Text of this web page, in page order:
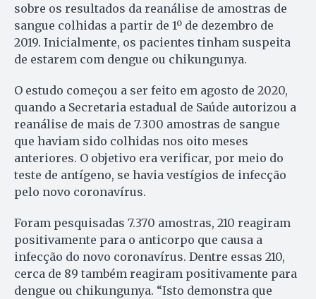
sobre os resultados da reanálise de amostras de
sangue colhidas a partir de 1º de dezembro de
2019. Inicialmente, os pacientes tinham suspeita
de estarem com dengue ou chikungunya.
O estudo começou a ser feito em agosto de 2020,
quando a Secretaria estadual de Saúde autorizou a
reanálise de mais de 7.300 amostras de sangue
que haviam sido colhidas nos oito meses
anteriores. O objetivo era verificar, por meio do
teste de antígeno, se havia vestígios de infecção
pelo novo coronavírus.
Foram pesquisadas 7.370 amostras, 210 reagiram
positivamente para o anticorpo que causa a
infecção do novo coronavírus. Dentre essas 210,
cerca de 89 também reagiram positivamente para
dengue ou chikungunya. “Isto demonstra que